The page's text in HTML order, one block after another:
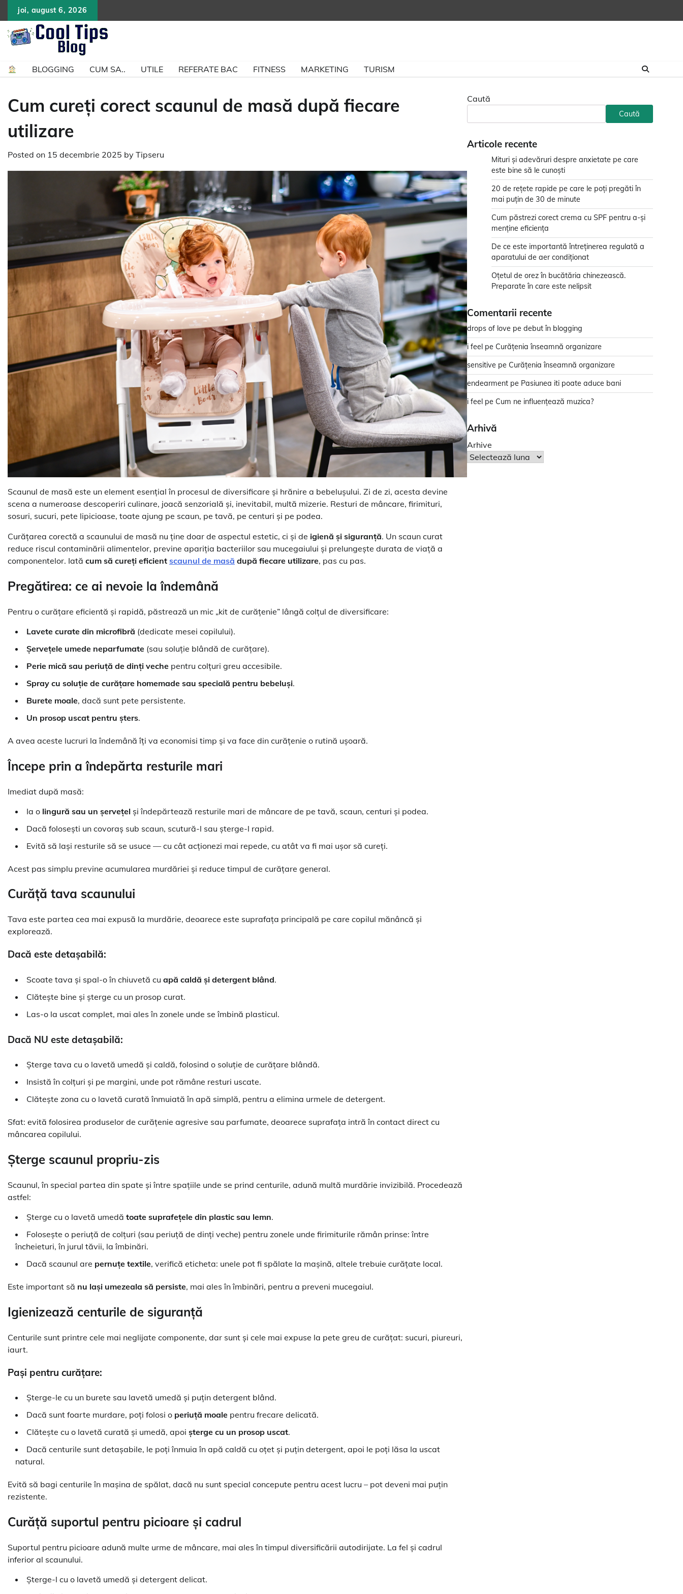
content
joi, august 6, 2026
BLOGGING CUM SA.. UTILE REFERATE BAC FITNESS MARKETING TURISM
Cum cureți corect scaunul de masă după fiecare
utilizare
Posted on 15 decembrie 2025 by Tipseru
Scaunul de masă este un element esențial în procesul de diversificare și hrănire a bebelușului. Zi de zi, acesta devine
scena a numeroase descoperiri culinare, joacă senzorială și, inevitabil, multă mizerie. Resturi de mâncare, firimituri,
sosuri, sucuri, pete lipicioase, toate ajung pe scaun, pe tavă, pe centuri și pe podea.
Curățarea corectă a scaunului de masă nu ține doar de aspectul estetic, ci și de igienă și siguranță. Un scaun curat
reduce riscul contaminării alimentelor, previne apariția bacteriilor sau mucegaiului și prelungește durata de viață a
componentelor. Iată cum să cureți eficient scaunul de masă după fiecare utilizare, pas cu pas.
Pregătirea: ce ai nevoie la îndemână
Pentru o curățare eficientă și rapidă, păstrează un mic „kit de curățenie” lângă colțul de diversificare:
Lavete curate din microfibră (dedicate mesei copilului).
Șervețele umede neparfumate (sau soluție blândă de curățare).
Perie mică sau periuță de dinți veche pentru colțuri greu accesibile.
Spray cu soluție de curățare homemade sau specială pentru bebeluși.
Burete moale, dacă sunt pete persistente.
Un prosop uscat pentru șters.
A avea aceste lucruri la îndemână îți va economisi timp și va face din curățenie o rutină ușoară.
Începe prin a îndepărta resturile mari
Imediat după masă:
Ia o lingură sau un șervețel și îndepărtează resturile mari de mâncare de pe tavă, scaun, centuri și podea.
Dacă folosești un covoraș sub scaun, scutură-l sau șterge-l rapid.
Evită să lași resturile să se usuce — cu cât acționezi mai repede, cu atât va fi mai ușor să cureți.
Acest pas simplu previne acumularea murdăriei și reduce timpul de curățare general.
Curăță tava scaunului
Tava este partea cea mai expusă la murdărie, deoarece este suprafața principală pe care copilul mănâncă și
explorează.
Dacă este detașabilă:
Scoate tava și spal-o în chiuvetă cu apă caldă și detergent blând.
Clătește bine și șterge cu un prosop curat.
Las-o la uscat complet, mai ales în zonele unde se îmbină plasticul.
Dacă NU este detașabilă:
Șterge tava cu o lavetă umedă și caldă, folosind o soluție de curățare blândă.
Insistă în colțuri și pe margini, unde pot rămâne resturi uscate.
Clătește zona cu o lavetă curată înmuiată în apă simplă, pentru a elimina urmele de detergent.
Sfat: evită folosirea produselor de curățenie agresive sau parfumate, deoarece suprafața intră în contact direct cu
mâncarea copilului.
Șterge scaunul propriu-zis
Scaunul, în special partea din spate și între spațiile unde se prind centurile, adună multă murdărie invizibilă. Procedează
astfel:
Șterge cu o lavetă umedă toate suprafețele din plastic sau lemn.
Folosește o periuță de colțuri (sau periuță de dinți veche) pentru zonele unde firimiturile rămân prinse: între
încheieturi, în jurul tăvii, la îmbinări.
Dacă scaunul are pernuțe textile, verifică eticheta: unele pot fi spălate la mașină, altele trebuie curățate local.
Este important să nu lași umezeala să persiste, mai ales în îmbinări, pentru a preveni mucegaiul.
Igienizează centurile de siguranță
Centurile sunt printre cele mai neglijate componente, dar sunt și cele mai expuse la pete greu de curățat: sucuri, piureuri,
iaurt.
Pași pentru curățare:
Șterge-le cu un burete sau lavetă umedă și puțin detergent blând.
Dacă sunt foarte murdare, poți folosi o periuță moale pentru frecare delicată.
Clătește cu o lavetă curată și umedă, apoi șterge cu un prosop uscat.
Dacă centurile sunt detașabile, le poți înmuia în apă caldă cu oțet și puțin detergent, apoi le poți lăsa la uscat
natural.
Evită să bagi centurile în mașina de spălat, dacă nu sunt special concepute pentru acest lucru – pot deveni mai puțin
rezistente.
Curăță suportul pentru picioare și cadrul
Suportul pentru picioare adună multe urme de mâncare, mai ales în timpul diversificării autodirijate. La fel și cadrul
inferior al scaunului.
Șterge-l cu o lavetă umedă și detergent delicat.
Caută
Caută
Articole recente
Mituri și adevăruri despre anxietate pe care
este bine să le cunoști
20 de rețete rapide pe care le poți pregăti în
mai puțin de 30 de minute
Cum păstrezi corect crema cu SPF pentru a-și
menține eficiența
De ce este importantă întreținerea regulată a
aparatului de aer condiționat
Oțetul de orez în bucătăria chinezească.
Preparate în care este nelipsit
Comentarii recente
drops of love pe debut în blogging
i feel pe Curățenia înseamnă organizare
sensitive pe Curățenia înseamnă organizare
endearment pe Pasiunea iti poate aduce bani
i feel pe Cum ne influențează muzica?
Arhivă
Arhive